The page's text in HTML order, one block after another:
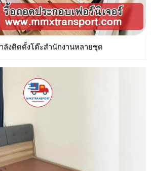
ลังติดตั้งโต๊ะสำนักงานหลายชุด